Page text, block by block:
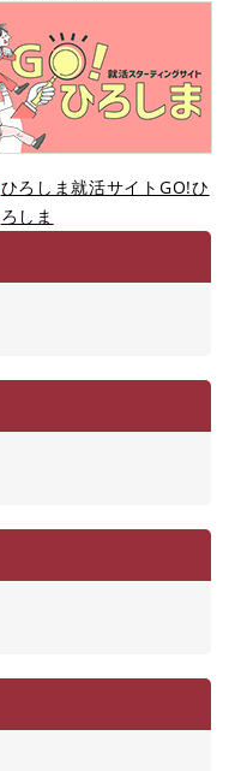
ひろしま就活サイトGO!ひ
ろしま